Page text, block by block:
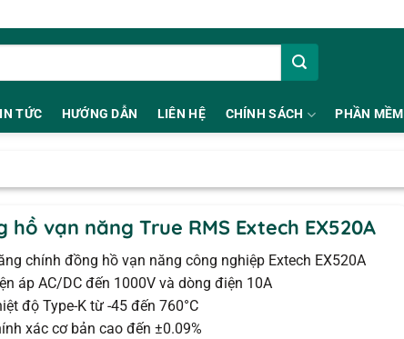
TỨC HƯỚNG DẪN LIÊN HỆ CHÍNH SÁCH PHẦN MỀM
hồ vạn năng True RMS Extech EX520A
chính đồng hồ vạn năng công nghiệp Extech EX520A
áp AC/DC đến 1000V và dòng điện 10A
độ Type-K từ -45 đến 760°C
xác cơ bản cao đến ±0.09%